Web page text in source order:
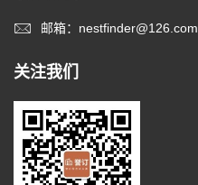
邮箱：nestfinder@126.com
关注我们